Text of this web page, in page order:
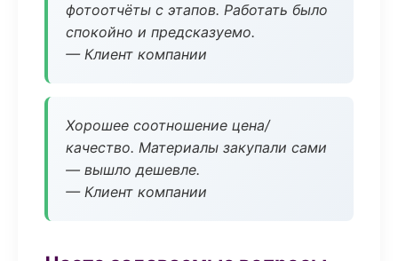
фотоотчёты с этапов. Работать было
спокойно и предсказуемо.
— Клиент компании
Хорошее соотношение цена/
качество. Материалы закупали сами
— вышло дешевле.
— Клиент компании